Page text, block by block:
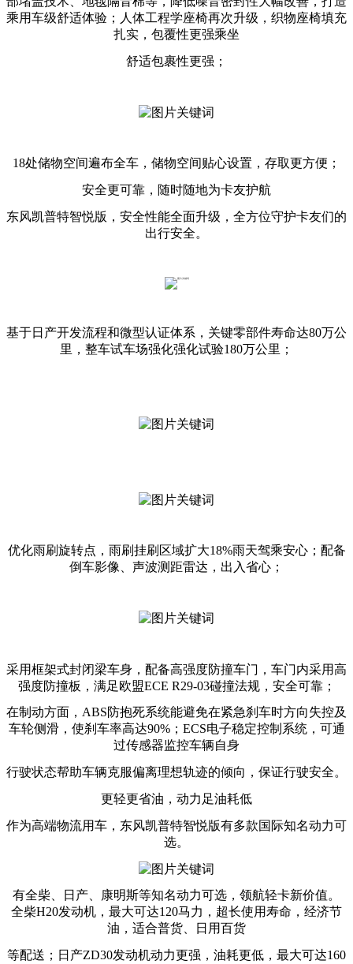
乘用车级舒适体验；人体工程学座椅再次升级，织物座椅填充
扎实，包覆性更强乘坐
舒适包裹性更强；
18处储物空间遍布全车，储物空间贴心设置，存取更方便；
安全更可靠，随时随地为卡友护航
东风凯普特智悦版，安全性能全面升级，全方位守护卡友们的
出行安全。
基于日产开发流程和微型认证体系，关键零部件寿命达80万公
里，整车试车场强化强化试验180万公里；
优化雨刷旋转点，雨刷挂刷区域扩大18%雨天驾乘安心；配备
倒车影像、声波测距雷达，出入省心；
采用框架式封闭梁车身，配备高强度防撞车门，车门内采用高
强度防撞板，满足欧盟ECE R29-03碰撞法规，安全可靠；
在制动方面，ABS防抱死系统能避免在紧急刹车时方向失控及
车轮侧滑，使刹车率高达90%；ECS电子稳定控制系统，可通
过传感器监控车辆自身
行驶状态帮助车辆克服偏离理想轨迹的倾向，保证行驶安全。
更轻更省油，动力足油耗低
作为高端物流用车，东风凯普特智悦版有多款国际知名动力可
选。
有全柴、日产、康明斯等知名动力可选，领航轻卡新价值。
全柴H20发动机，最大可达120马力，超长使用寿命，经济节
油，适合普货、日用百货
等配送；日产ZD30发动机动力更强，油耗更低，最大可达160